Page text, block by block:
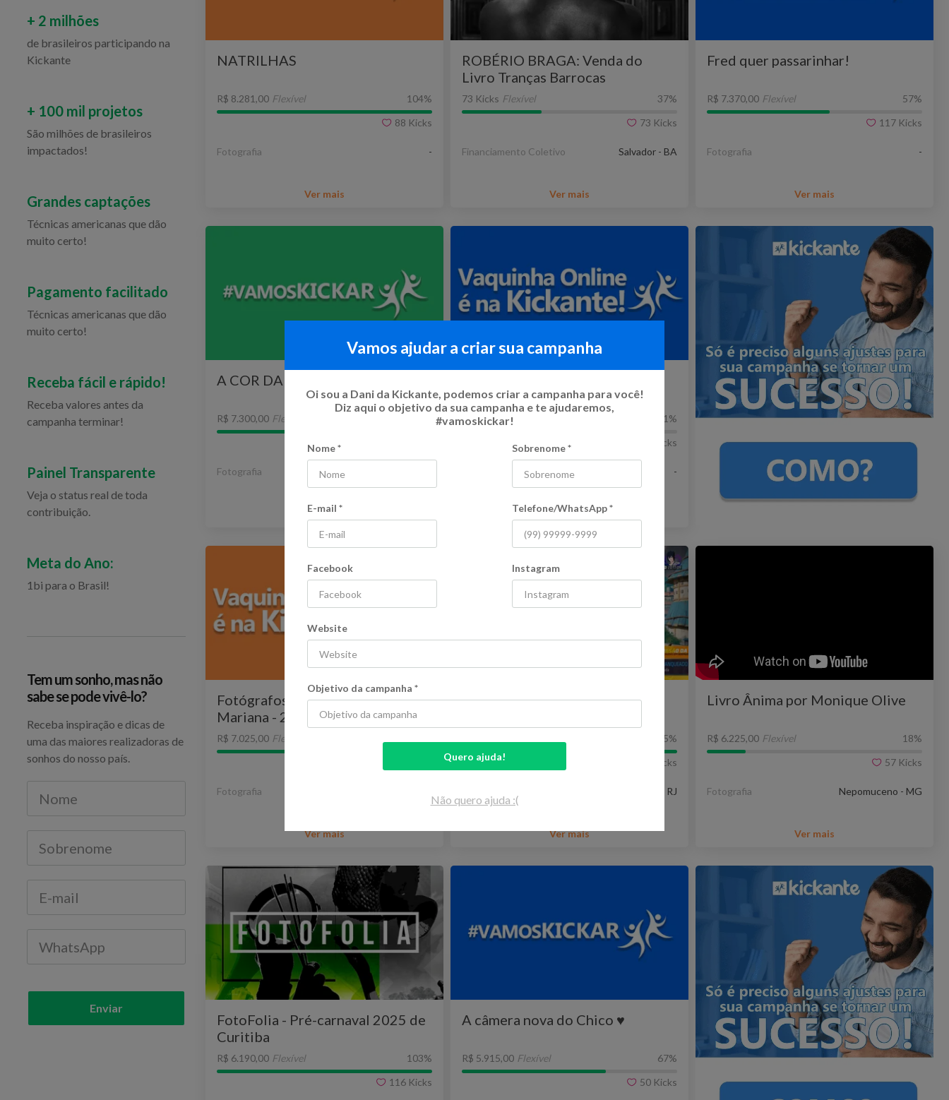
NATRILHAS
R$ 8.281,00 Flexível 104%
88 Kicks
Fotografia -
Ver mais
ROBÉRIO BRAGA: Venda do
Livro Tranças Barrocas
73 Kicks Flexível 37%
73 Kicks
Financiamento Coletivo Salvador - BA
Ver mais
Fred quer passarinhar!
R$ 7.370,00 Flexível 57%
117 Kicks
Fotografia -
Ver mais
A COR DA VIAGEM
R$ 7.300,00 Flexível
Fotografia
Ver mais
2020
R$ 7.040,00 41 %
Kicks
-
Ver mais
Fotógrafos em Ouro Preto e
Mariana - 2016
R$ 7.025,00 Flexível
Fotografia
Ver mais
Ajude o arthur a voltar a ter a
565%
Kicks
Rio de Janeiro - RJ
Ver mais
Livro Ânima por Monique Olive
R$ 6.225,00 Flexível 18%
57 Kicks
Fotografia Nepomuceno - MG
Ver mais
FotoFolia - Pré-carnaval 2025 de
Curitiba
R$ 6.190,00 Flexível 103%
116 Kicks
A câmera nova do Chico ♥️
R$ 5.915,00 Flexível 67%
50 Kicks
+ 2 milhões
de brasileiros participando na
Kickante
+ 100 mil projetos
São milhões de brasileiros
impactados!
Grandes captações
Técnicas americanas que dão
muito certo!
Pagamento facilitado
Técnicas americanas que dão
muito certo!
Receba fácil e rápido!
Receba valores antes da
campanha terminar!
Painel Transparente
Veja o status real de toda
contribuição.
Meta do Ano:
1bi para o Brasil!
Tem um sonho, mas não
sabe se pode vivê-lo?
Receba inspiração e dicas de
uma das maiores realizadoras de
sonhos do nosso país.
Enviar
Vamos ajudar a criar sua campanha
Oi sou a Dani da Kickante, podemos criar a campanha para você!
Diz aqui o objetivo da sua campanha e te ajudaremos,
#vamoskickar!
Nome* Sobrenome*
E-mail * Telefone/WhatsApp*
Facebook Instagram
Website
Objetivo da campanha *
Quero ajuda!
Não quero ajuda :(